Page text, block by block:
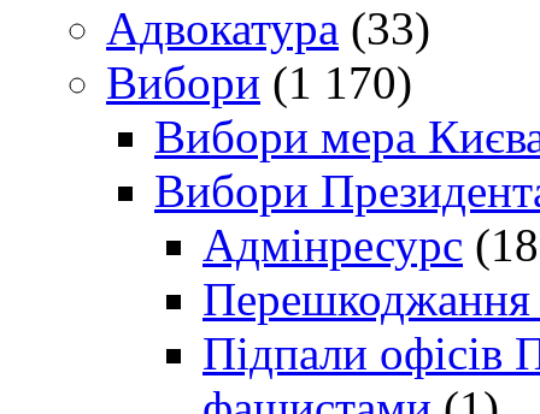
Адвокатура (33)
Вибори (1 170)
Вибори мера
Вибори
Адмінресурс
Перешкоджання
Підпали офісів